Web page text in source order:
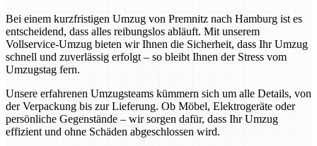
Bei einem kurzfristigen Umzug von Premnitz nach Hamburg ist es
entscheidend, dass alles reibungslos abläuft. Mit unserem
Vollservice-Umzug bieten wir Ihnen die Sicherheit, dass Ihr Umzug
schnell und zuverlässig erfolgt – so bleibt Ihnen der Stress vom
Umzugstag fern.
Unsere erfahrenen Umzugsteams kümmern sich um alle Details, von
der Verpackung bis zur Lieferung. Ob Möbel, Elektrogeräte oder
persönliche Gegenstände – wir sorgen dafür, dass Ihr Umzug
effizient und ohne Schäden abgeschlossen wird.